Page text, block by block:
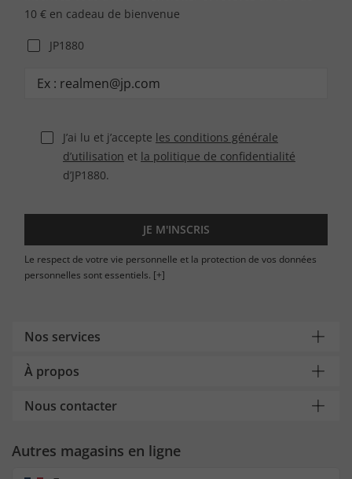
10 € en cadeau de bienvenue
JP1880
J’ai lu et j’accepte les conditions générale
d’utilisation et la politique de confidentialité
d’JP1880.
JE M'INSCRIS
Le respect de votre vie personnelle et la protection de vos données
personnelles sont essentiels. [+]
Nos services
À propos
Nous contacter
Autres magasins en ligne